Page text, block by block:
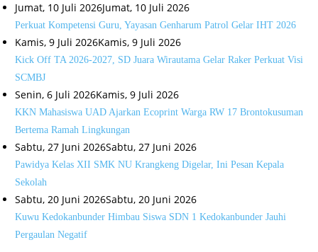
Jumat, 10 Juli 2026Jumat, 10 Juli 2026
Perkuat Kompetensi Guru, Yayasan Genharum Patrol Gelar IHT 2026
Kamis, 9 Juli 2026Kamis, 9 Juli 2026
Kick Off TA 2026-2027, SD Juara Wirautama Gelar Raker Perkuat Visi
SCMBJ
Senin, 6 Juli 2026Kamis, 9 Juli 2026
KKN Mahasiswa UAD Ajarkan Ecoprint Warga RW 17 Brontokusuman
Bertema Ramah Lingkungan
Sabtu, 27 Juni 2026Sabtu, 27 Juni 2026
Pawidya Kelas XII SMK NU Krangkeng Digelar, Ini Pesan Kepala
Sekolah
Sabtu, 20 Juni 2026Sabtu, 20 Juni 2026
Kuwu Kedokanbunder Himbau Siswa SDN 1 Kedokanbunder Jauhi
Pergaulan Negatif